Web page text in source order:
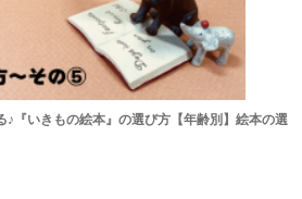
♪『いきもの絵本』の選び方【年齢別】絵本の選